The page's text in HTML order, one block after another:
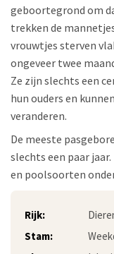
geboortegrond om
trekken de
vrouwtjes sterven
ongeveer twee
Ze zijn slechts een
hun ouders en
veranderen.
De meeste
slechts een paar
en poolsoorten
Rijk:
Stam: